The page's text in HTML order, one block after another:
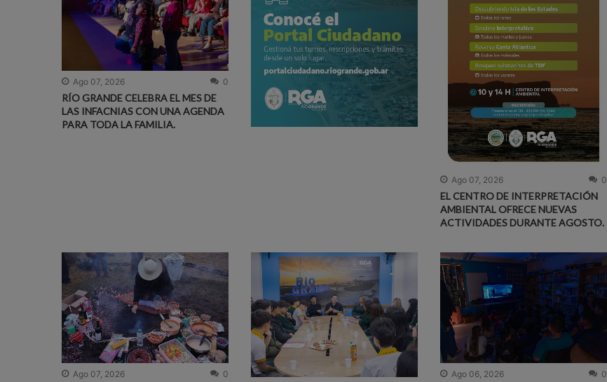
Ago 07, 2026 0
RÍO GRANDE CELEBRA EL MES DE
LAS INFACNIAS CON UNA AGENDA
PARA TODA LA FAMILIA.
Ago 07, 2026 0
EL CENTRO DE INTERPRETACIÓN
AMBIENTAL OFRECE NUEVAS
ACTIVIDADES DURANTE AGOSTO.
Ago 07, 2026 0 Ago 06, 2026 0